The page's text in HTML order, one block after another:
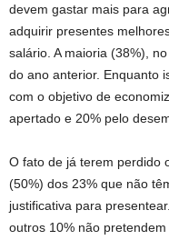
devem gastar mais para
adquirir presentes
salário. A maioria (38%),
do ano anterior. Enquanto
com o objetivo de
apertado e 20% pelo
O fato de já terem perdido
(50%) dos 23% que não
justificativa para
outros 10% não